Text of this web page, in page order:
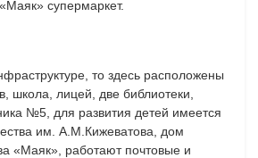
супермаркет.
то здесь расположены
школа, лицей, две библиотеки,
№5, для развития детей имеется
им. А.М.Кижеватова, дом
«Маяк», работают почтовые и